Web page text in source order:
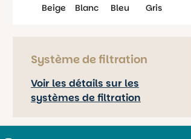
Beige Blanc Bleu Gris
Système de filtration
Voir les détails sur les
systèmes de filtration